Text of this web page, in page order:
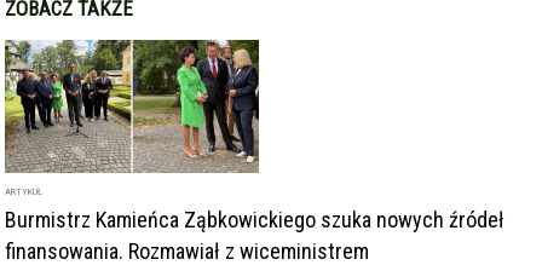
ZOBACZ TAKŻE
ARTYKUŁ
Burmistrz Kamieńca Ząbkowickiego szuka nowych źródeł
finansowania. Rozmawiał z wiceministrem